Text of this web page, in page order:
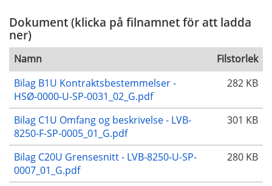
Dokument (klicka på filnamnet för att ladda
ner)
Namn
Filstorlek
Bilag B1U Kontraktsbestemmelser -
HSØ-0000-U-SP-0031_02_G.pdf
282 KB
Bilag C1U Omfang og beskrivelse - LVB-
8250-F-SP-0005_01_G.pdf
301 KB
Bilag C20U Grensesnitt - LVB-8250-U-SP-
0007_01_G.pdf
280 KB